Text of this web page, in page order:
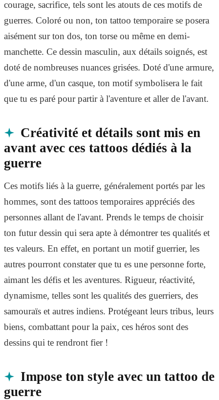
courage, sacrifice, tels sont les atouts de ces motifs de
guerres. Coloré ou non, ton tattoo temporaire se posera
aisément sur ton dos, ton torse ou même en demi-
manchette. Ce dessin masculin, aux détails soignés, est
doté de nombreuses nuances grisées. Doté d'une armure,
d'une arme, d'un casque, ton motif symbolisera le fait
que tu es paré pour partir à l'aventure et aller de l'avant.
Créativité et détails sont mis en
avant avec ces tattoos dédiés à la
guerre
Ces motifs liés à la guerre, généralement portés par les
hommes, sont des tattoos temporaires appréciés des
personnes allant de l'avant. Prends le temps de choisir
ton futur dessin qui sera apte à démontrer tes qualités et
tes valeurs. En effet, en portant un motif guerrier, les
autres pourront constater que tu es une personne forte,
aimant les défis et les aventures. Rigueur, réactivité,
dynamisme, telles sont les qualités des guerriers, des
samouraïs et autres indiens. Protégeant leurs tribus, leurs
biens, combattant pour la paix, ces héros sont des
dessins qui te rendront fier !
Impose ton style avec un tattoo de
guerre